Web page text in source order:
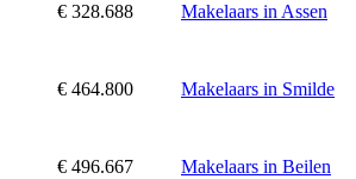
€ 328.688 Makelaars in Assen
€ 464.800 Makelaars in Smilde
€ 496.667 Makelaars in Beilen